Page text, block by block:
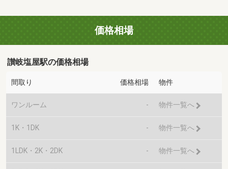
価格相場
讃岐塩屋駅の価格相場
間取り 価格相場 物件
ワンルーム - 物件一覧へ
1K・1DK - 物件一覧へ
1LDK・2K・2DK - 物件一覧へ